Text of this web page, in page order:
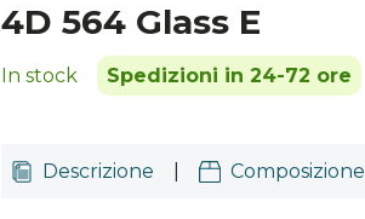
4D 564 Glass E
In stock Spedizioni in 24-72 ore
Descrizione Composizione